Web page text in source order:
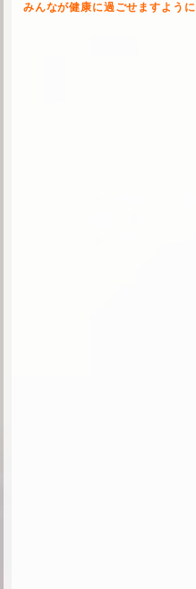
みんなが健康に過ごせますように